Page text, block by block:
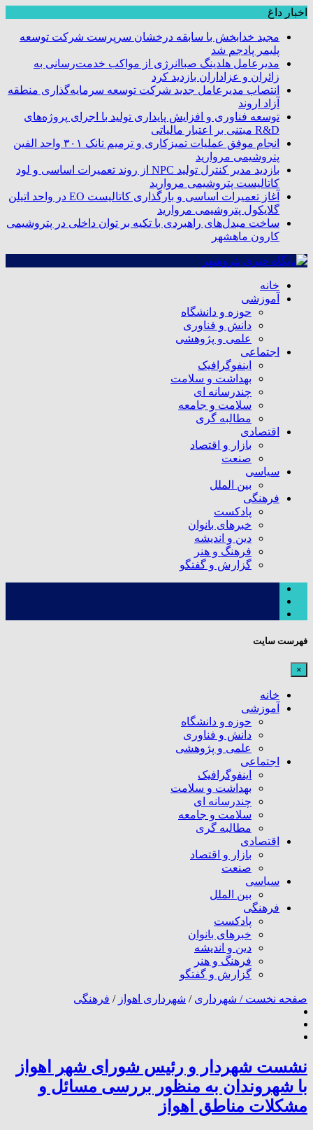
اخبار داغ
مجید خدابخش با سابقه درخشان سرپرست شرکت توسعه
پلیمر پادجم شد
مدیرعامل هلدینگ صباانرژی از مواکب خدمت‌رسانی به
زائران و عزاداران بازدید کرد
انتصاب مدیرعامل جدید شرکت توسعه سرمایه‌گذاری منطقه
آزاد اروند
توسعه فناوری و افزایش پایداری تولید با اجرای پروژه‌های
R&D مبتنی بر اعتبار مالیاتی
انجام موفق عملیات تمیزکاری و ترمیم تانک ۳۰۱ واحد الفین
پتروشیمی مروارید
بازدید مدیر کنترل تولید NPC از روند تعمیرات اساسی و لود
کاتالیست پتروشیمی مروارید
آغاز تعمیرات اساسی و بارگذاری کاتالیست EO در واحد اتیلن
گلایکول پتروشیمی مروارید
ساخت مبدل‌های راهبردی با تکیه بر توان داخلی در پتروشیمی
کارون ماهشهر
خانه
آموزشی
حوزه و دانشگاه
دانش و فناوری
علمی و پژوهشی
اجتماعی
اینفوگرافیک
بهداشت و سلامت
چندرسانه ای
سلامت و جامعه
مطالبه گری
اقتصادی
بازار و اقتصاد
صنعت
سیاسی
بین الملل
فرهنگی
پادکست
خبرهای بانوان
دین و اندیشه
فرهنگ و هنر
گزارش و گفتگو
فهرست سایت
×
خانه
آموزشی
حوزه و دانشگاه
دانش و فناوری
علمی و پژوهشی
اجتماعی
اینفوگرافیک
بهداشت و سلامت
چندرسانه ای
سلامت و جامعه
مطالبه گری
اقتصادی
بازار و اقتصاد
صنعت
سیاسی
بین الملل
فرهنگی
پادکست
خبرهای بانوان
دین و اندیشه
فرهنگ و هنر
گزارش و گفتگو
صفحه نخست / شهرداری / شهرداری اهواز / فرهنگی
نشست شهردار و رئیس شورای شهر اهواز
با شهروندان به منظور بررسی مسائل و
مشکلات مناطق اهواز